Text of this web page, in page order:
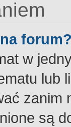
w
lub
są